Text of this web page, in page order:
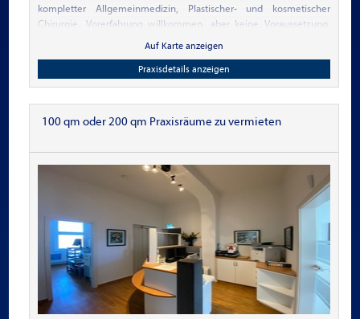
kompletter Allgemeinmedizin, Plastischer- und kosmetischer
Chirurgie. Vorerfahrung willkommen, aber keine Voraussetzung.
Alle typischen Diagnostiktools vorhanden. Moderne
Praxisausstattung und Software. Helle Praxisräume, viele Boni.
Auf Karte anzeigen
Praxisdetails anzeigen
100 qm oder 200 qm Praxisräume zu vermieten